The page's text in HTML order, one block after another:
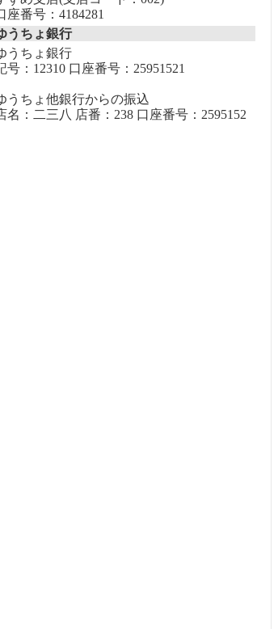
座番号：4184281
うちょ銀行
うちょ銀行
号：12310 口座番号：25951521
うちょ他銀行からの振込
名：二三八 店番：238 口座番号：2595152